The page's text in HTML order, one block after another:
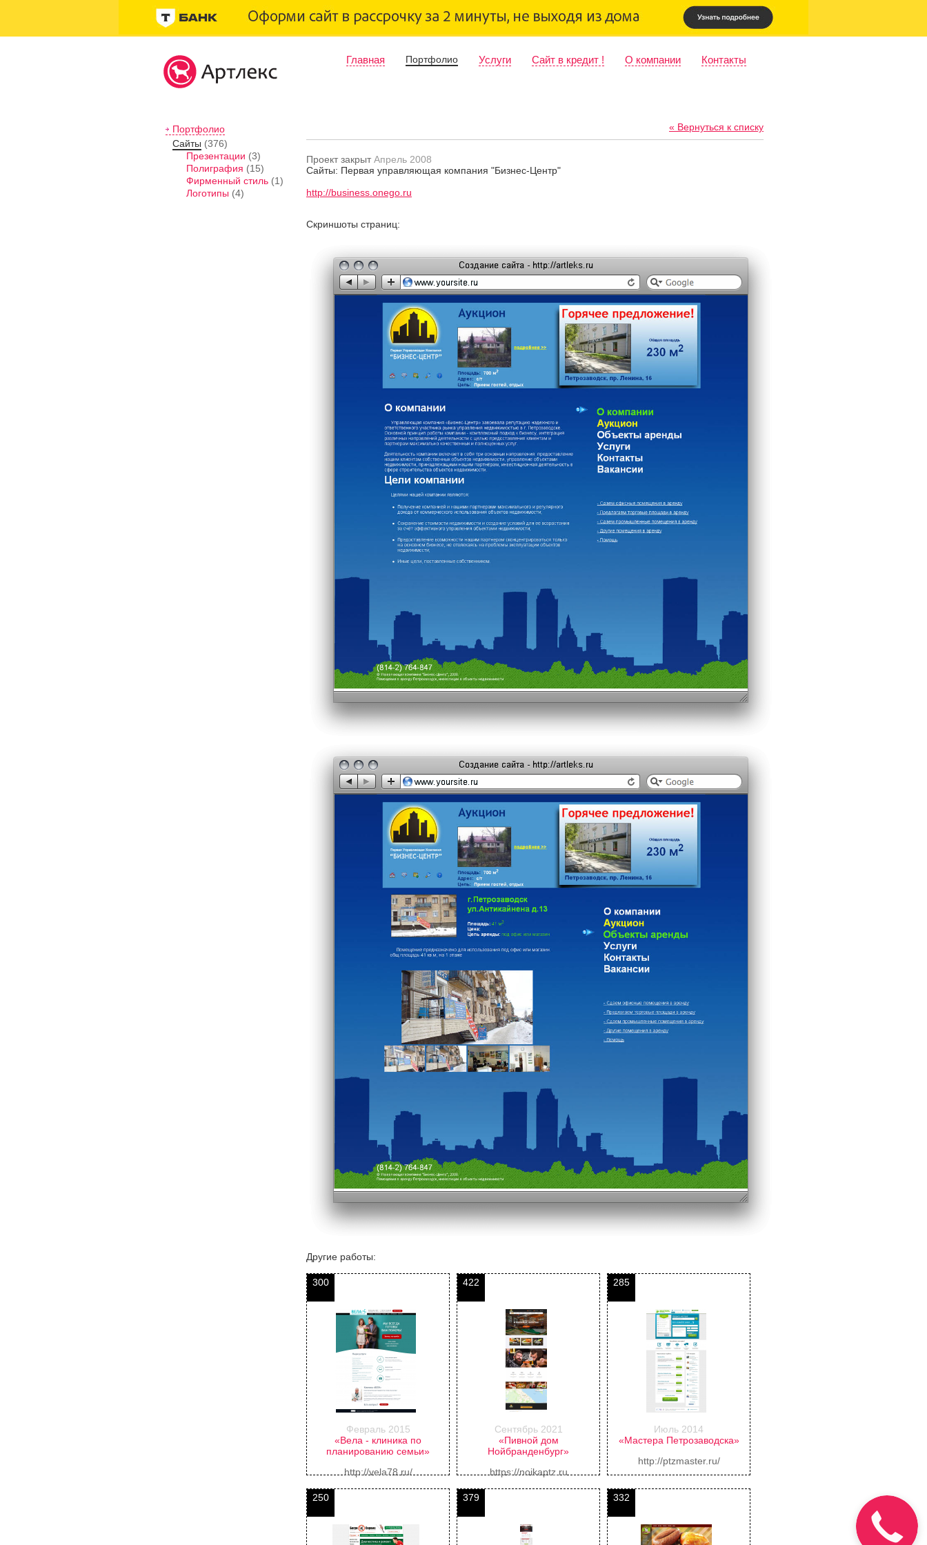
Главная Портфолио Услуги Сайт в кредит ! О компании Контакты
Портфолио
Сайты (376)
Презентации (3)
Полиграфия (15)
Фирменный стиль (1)
Логотипы (4)
« Вернуться к списку
Проект закрытАпрель 2008
Сайты: Первая управляющая компания "Бизнес-Центр"
http://business.onego.ru
Скриншоты страниц:
Другие работы:
300
Февраль 2015
«Вела - клиника по
планированию семьи»
http://vela78.ru/
422
Сентябрь 2021
«Пивной дом
Нойбранденбург»
https://noikaptz.ru
285
Июль 2014
«Мастера Петрозаводска»
http://ptzmaster.ru/
250 379 332
Звоним за
26 секунд